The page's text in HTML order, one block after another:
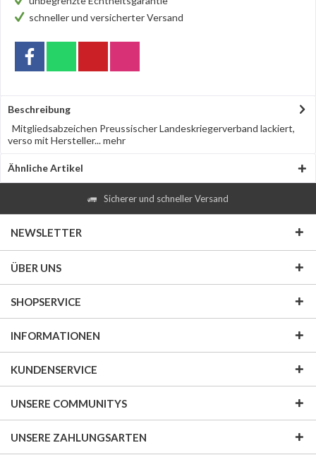
schneller und versicherter Versand
Beschreibung
Mitgliedsabzeichen Preussischer Landeskriegerverband lackiert,
verso mit Hersteller...mehr
Ähnliche Artikel
Sicherer und schneller Versand
NEWSLETTER
ÜBER UNS
SHOPSERVICE
INFORMATIONEN
KUNDENSERVICE
UNSERE COMMUNITYS
UNSERE ZAHLUNGSARTEN